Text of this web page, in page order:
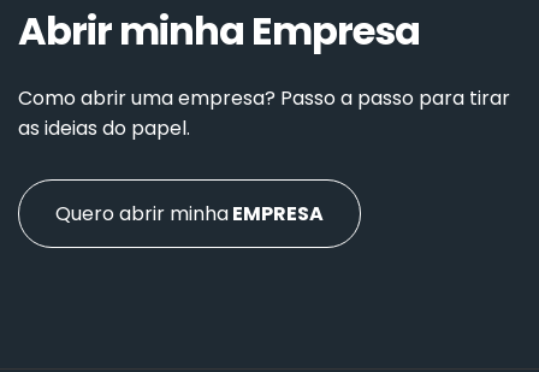
Abrir minha Empresa
Como abrir uma empresa? Passo a passo para tirar
as ideias do papel.
Quero abrir minhaEMPRESA